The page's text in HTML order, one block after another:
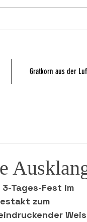
Gratkorn aus der
Tages-Fest im
zum